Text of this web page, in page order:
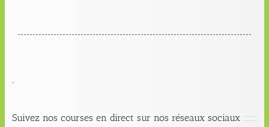
.
Suivez nos courses en direct sur nos réseaux sociaux